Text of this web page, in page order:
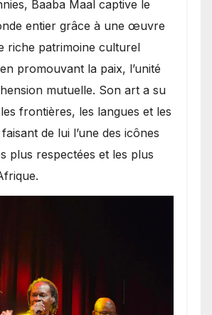
Baaba Maal captive le
entier grâce à une œuvre
riche patrimoine culturel
promouvant la paix, l’unité
mutuelle. Son art a su
frontières, les langues et les
de lui l’une des icônes
plus respectées et les plus